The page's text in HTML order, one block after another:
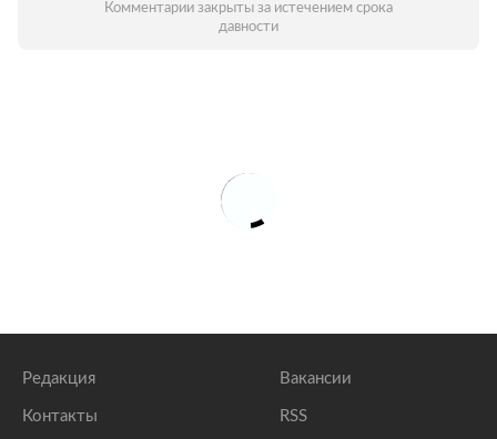
Комментарии закрыты за истечением срока
давности
Редакция
Контакты
Вакансии
RSS